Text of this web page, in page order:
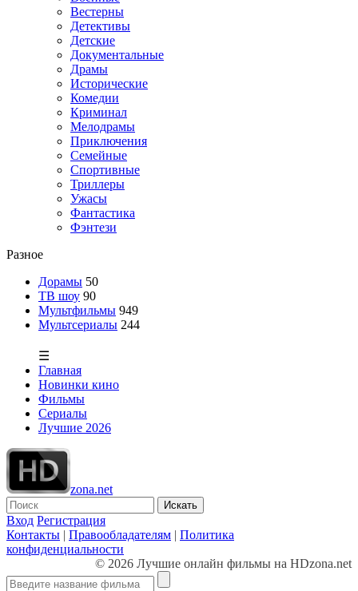
Вестерны
Детективы
Детские
Документальные
Драмы
Исторические
Комедии
Криминал
Мелодрамы
Приключения
Семейные
Спортивные
Триллеры
Ужасы
Фантастика
Фэнтези
Разное
Дорамы 50
ТВ шоу 90
Мультфильмы 949
Мультсериалы 244
☰
Главная
Новинки кино
Фильмы
Сериалы
Лучшие 2026
zona.net
Искать
Вход Регистрация
Контакты | Правообладателям | Политика
конфиденциальности
© 2026 Лучшие онлайн фильмы на HDzona.net